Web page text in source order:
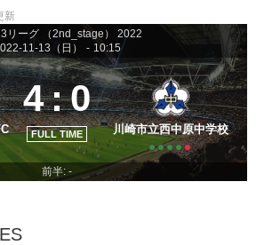
新
リーグ （2nd_stage） 2022
11-13（日）
- 10:15
4:0
FULL TIME 川崎市立西中原中学校
前半: -